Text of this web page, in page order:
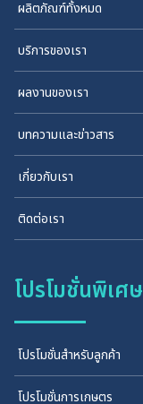
ผลิตภัณฑ์ทั้งหมด
บริการของเรา
ผลงานของเรา
บทความและข่าวสาร
เกี่ยวกับเรา
ติดต่อเรา
โปรโมชั่นพิเศษ
โปรโมชั่นสำหรับลูกค้า
โปรโมชั่นการเกษตร